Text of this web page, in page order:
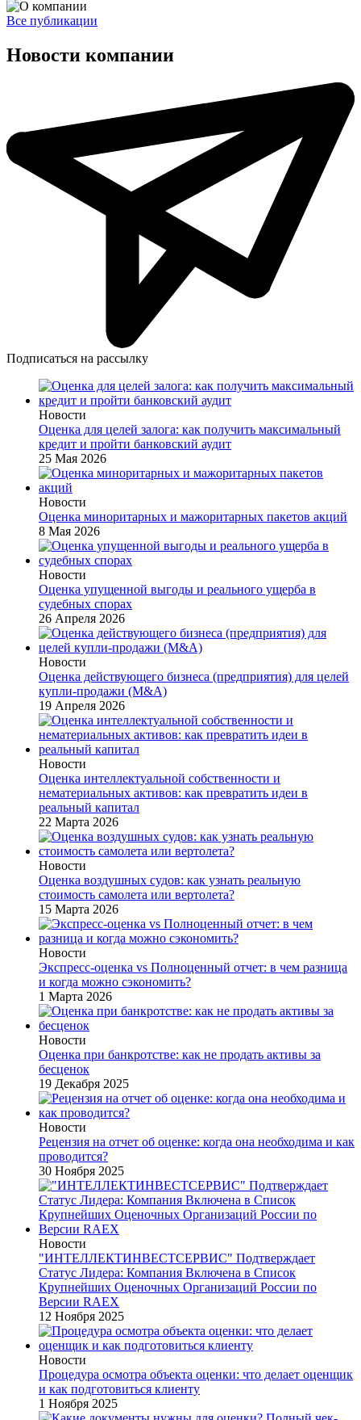
Все публикации
Новости компании
Подписаться на рассылку
Новости
Оценка для целей залога: как получить максимальный
кредит и пройти банковский аудит
25 Мая 2026
Новости
Оценка миноритарных и мажоритарных пакетов акций
8 Мая 2026
Новости
Оценка упущенной выгоды и реального ущерба в
судебных спорах
26 Апреля 2026
Новости
Оценка действующего бизнеса (предприятия) для целей
купли-продажи (M&A)
19 Апреля 2026
Новости
Оценка интеллектуальной собственности и
нематериальных активов: как превратить идеи в
реальный капитал
22 Марта 2026
Новости
Оценка воздушных судов: как узнать реальную
стоимость самолета или вертолета?
15 Марта 2026
Новости
Экспресс-оценка vs Полноценный отчет: в чем разница
и когда можно сэкономить?
1 Марта 2026
Новости
Оценка при банкротстве: как не продать активы за
бесценок
19 Декабря 2025
Новости
Рецензия на отчет об оценке: когда она необходима и как
проводится?
30 Ноября 2025
Новости
"ИНТЕЛЛЕКТИНВЕСТСЕРВИС" Подтверждает
Статус Лидера: Компания Включена в Список
Крупнейших Оценочных Организаций России по
Версии RAEX
12 Ноября 2025
Новости
Процедура осмотра объекта оценки: что делает оценщик
и как подготовиться клиенту
1 Ноября 2025